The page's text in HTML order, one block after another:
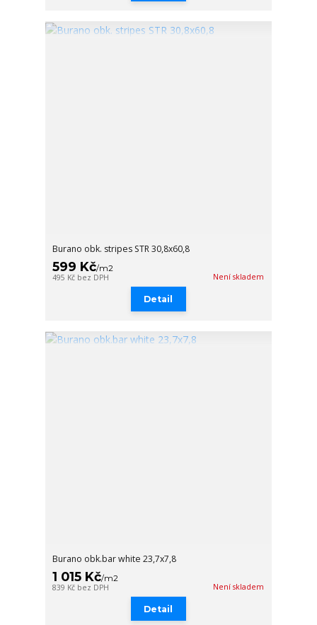
Burano obk. stripes STR 30,8x60,8
599 Kč/m2
495 Kč bez DPH Není skladem
Detail
Burano obk.bar white 23,7x7,8
1 015 Kč/m2
839 Kč bez DPH Není skladem
Detail